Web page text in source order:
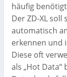
häufig
Der ZD-XL
automatisch
erkennen und
Diese oft
als „Hot